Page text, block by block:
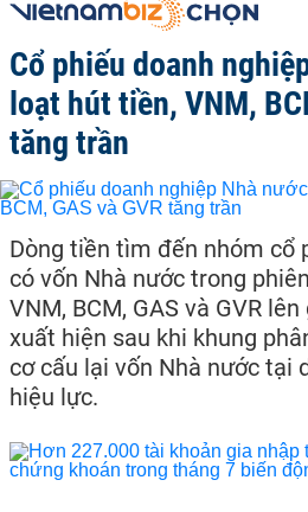
Cổ phiếu doanh
loạt hút tiền, VNM,
tăng trần
Dòng tiền tìm đến nhóm cổ
có vốn Nhà nước trong
VNM, BCM, GAS và GVR
xuất hiện sau khi khung
cơ cấu lại vốn Nhà nước tại
hiệu lực.